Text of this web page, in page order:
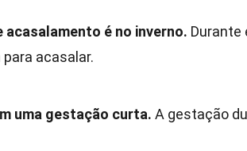
acasalamento é no inverno. Durante
acasalar.
uma gestação curta. A gestação